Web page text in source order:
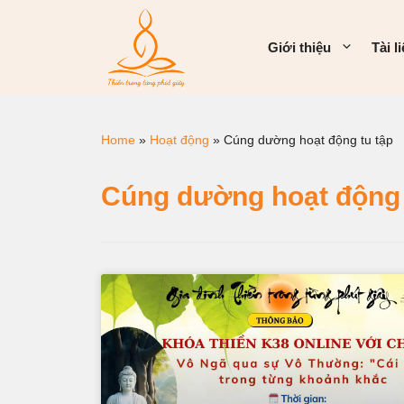
Giới thiệu Tài
Home » Hoạt động » Cúng dường hoạt động tu tập
Cúng dường hoạt